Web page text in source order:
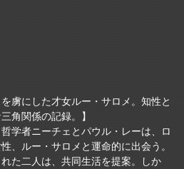
虜にした才女ルー・サロメ。知性と
角関係の記録。】
学者ニーチェとパウル・レーは、ロ
、ルー・サロメと運命的に出会う。
た二人は、共同生活を提案。しか